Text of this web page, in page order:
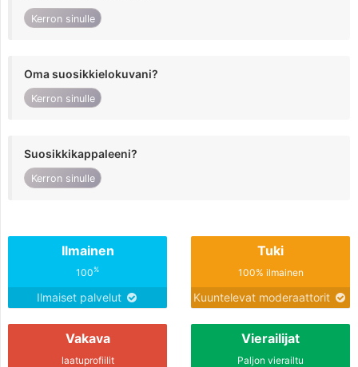
Kerron sinulle
Oma suosikkielokuvani?
Kerron sinulle
Suosikkikappaleeni?
Kerron sinulle
Ilmainen
100%
Ilmaiset palvelut
Tuki
100% ilmainen
Kuuntelevat moderaattorit
Vakava
laatuprofiilit
Vierailijat
Paljon vierailtu